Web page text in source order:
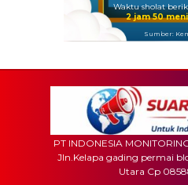
Waktu sholat
2 jam 50
Sumber:
PT INDONESIA
Jln.Kelapa gading permai
Utara Cp